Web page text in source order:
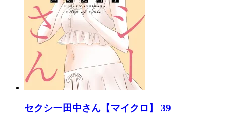
セクシー田中さん【マイクロ】 39